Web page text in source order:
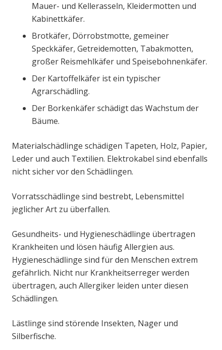
Mauer- und Kellerasseln, Kleidermotten und
Kabinettkäfer.
Brotkäfer, Dörrobstmotte, gemeiner
Speckkäfer, Getreidemotten, Tabakmotten,
großer Reismehlkäfer und Speisebohnenkäfer.
Der Kartoffelkäfer ist ein typischer
Agrarschädling.
Der Borkenkäfer schädigt das Wachstum der
Bäume.
Materialschädlinge schädigen Tapeten, Holz, Papier,
Leder und auch Textilien. Elektrokabel sind ebenfalls
nicht sicher vor den Schädlingen.
Vorratsschädlinge sind bestrebt, Lebensmittel
jeglicher Art zu überfallen.
Gesundheits- und Hygieneschädlinge übertragen
Krankheiten und lösen häufig Allergien aus.
Hygieneschädlinge sind für den Menschen extrem
gefährlich. Nicht nur Krankheitserreger werden
übertragen, auch Allergiker leiden unter diesen
Schädlingen.
Lästlinge sind störende Insekten, Nager und
Silberfische.